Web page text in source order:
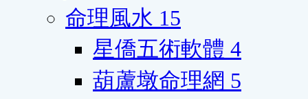
命理風水 15
星僑五術軟體 4
葫蘆墩命理網 5